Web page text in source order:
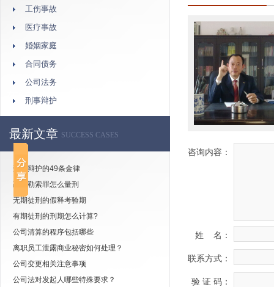
工伤事故
医疗事故
婚姻家庭
合同债务
公司法务
刑事辩护
最新文章 SUCCESS CASES
刑事辩护的49条金律
敲诈勒索罪怎么量刑
无期徒刑的假释考验期
有期徒刑的刑期怎么计算?
公司清算的程序包括哪些
离职员工泄露商业秘密如何处理？
公司变更相关注意事项
公司法对发起人哪些特殊要求？
咨询内容：
姓 名：
联系方式：
验 证 码：